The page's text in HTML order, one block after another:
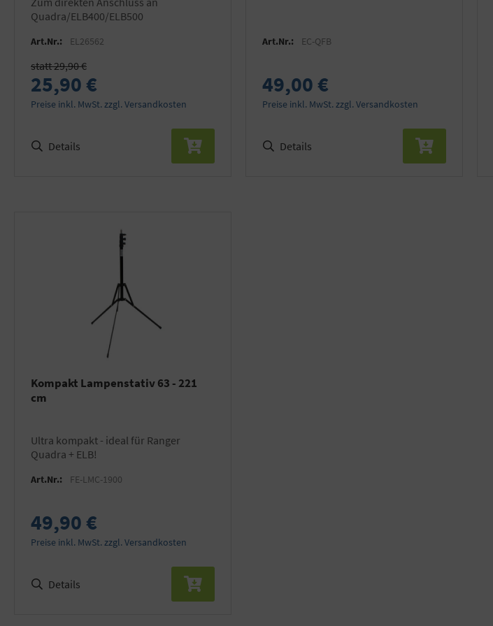
Quadra/ELB400/ELB500
Art.Nr.: EL26562
statt 29,90 €
25,90 €
Preise inkl. MwSt. zzgl. Versandkosten
Details
Art.Nr.: EC-QFB
49,00 €
Preise inkl. MwSt. zzgl. Versandkosten
Details
Kompakt Lampenstativ 63 - 221
cm
Ultra kompakt - ideal für Ranger
Quadra + ELB!
Art.Nr.: FE-LMC-1900
49,90 €
Preise inkl. MwSt. zzgl. Versandkosten
Details